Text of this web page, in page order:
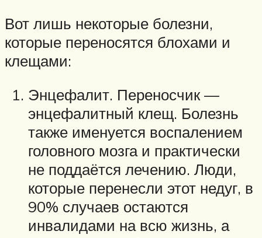
Вот лишь некоторые болезни,
которые переносятся блохами и
клещами:
Энцефалит. Переносчик —
энцефалитный клещ. Болезнь
также именуется воспалением
головного мозга и практически
не поддаётся лечению. Люди,
которые перенесли этот недуг, в
90% случаев остаются
инвалидами на всю жизнь, а